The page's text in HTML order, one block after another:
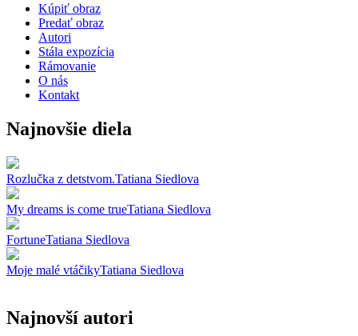
Kúpiť obraz
Predať obraz
Autori
Stála expozícia
Rámovanie
O nás
Kontakt
Najnovšie diela
Rozlučka z detstvom.Tatiana Siedlova
My dreams is come trueTatiana Siedlova
FortuneTatiana Siedlova
Moje malé vtáčikyTatiana Siedlova
Najnovší autori